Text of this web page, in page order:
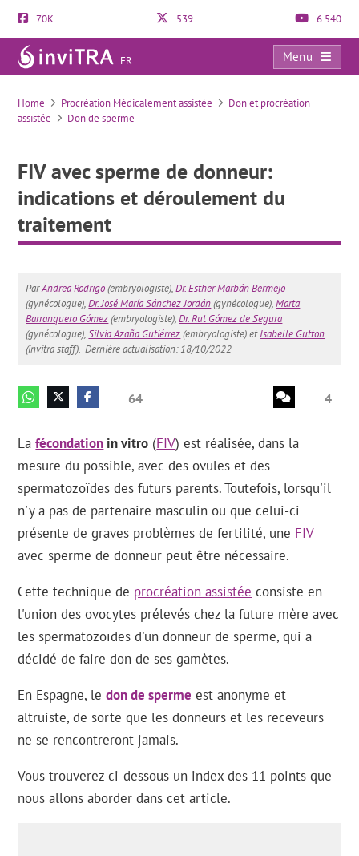
70K 539 6.540
FR
Menu
FIV avec sperme de donneur: indications et déroulement du traitement
Home Procréation Médicalement assistée
Don et procréation
assistée
Don de sperme
FIV avec sperme de donneur:
indications et déroulement du
traitement
ParAndrea Rodrigo(embryologiste),Dr. Esther Marbán Bermejo
(gynécologue),Dr. José María Sánchez Jordán(gynécologue),Marta
Barranquero Gómez(embryologiste),Dr. Rut Gómez de Segura
(gynécologue),Silvia Azaña Gutiérrez(embryologiste) etIsabelle Gutton
(invitra staff). Dernière actualisation: 18/10/2022
64 4
Lafécondation in vitro (FIV) est réalisée, dans la
mesure du possible, avec des ovules et des
spermatozoïdes des futurs parents. Toutefois, lorsqu'il
n'y a pas de partenaire masculin ou que celui-ci
présente de graves problèmes de fertilité, une FIV
avec sperme de donneur peut être nécessaire.
Cette technique de procréation assistée consiste en
l'union des ovocytes prélevés chez la future mère avec
les spermatozoïdes d'un donneur de sperme, qui a
décidé de faire don de ses gamètes.
En Espagne, ledon de sperme est anonyme et
altruiste, de sorte que les donneurs et les receveurs
ne se rencontreront jamais.
Vous trouverez ci-dessous un index des 11 points que
nous allons aborder dans cet article.